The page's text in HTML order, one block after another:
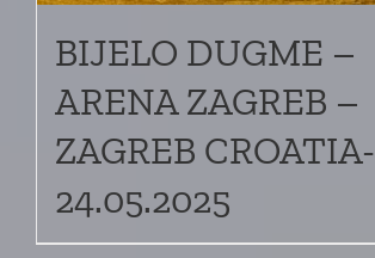
BIJELO DUGME –
ARENA ZAGREB –
ZAGREB CROATIA-
24.05.2025